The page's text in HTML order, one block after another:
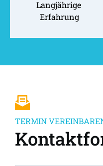
Langjährige
Erfahrung
TERMIN